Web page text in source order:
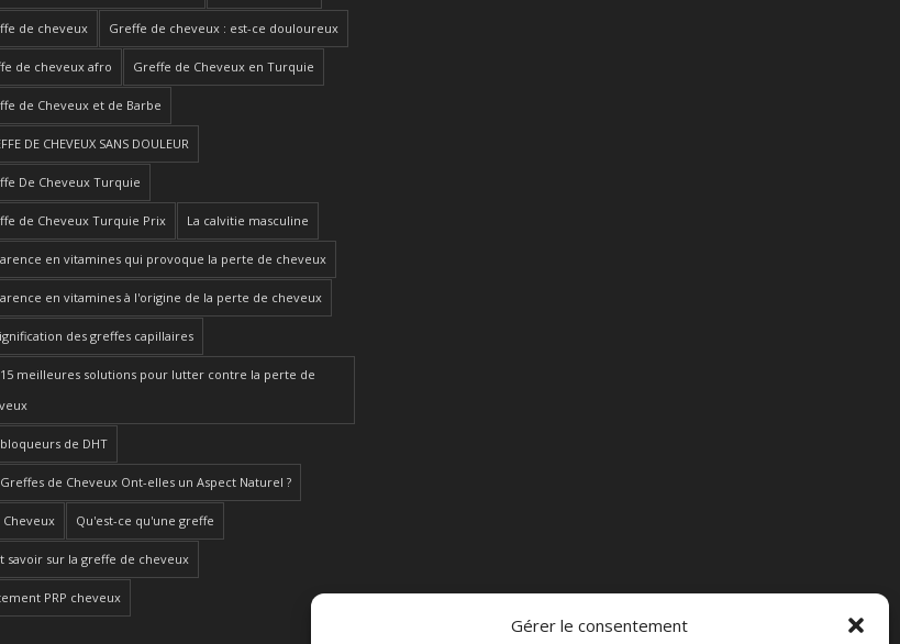
Gérer le consentement
de cheveux Greffe de cheveux : est-ce douloureux
de cheveux afro Greffe de Cheveux en Turquie
de Cheveux et de Barbe
DE CHEVEUX SANS DOULEUR
De Cheveux Turquie
de Cheveux Turquie Prix La calvitie masculine
en vitamines qui provoque la perte de cheveux
en vitamines à l'origine de la perte de cheveux
des greffes capillaires
15 meilleures solutions pour lutter contre la perte de
de DHT
de Cheveux Ont-elles un Aspect Naturel ?
Cheveux Qu'est-ce qu'une greffe
savoir sur la greffe de cheveux
PRP cheveux